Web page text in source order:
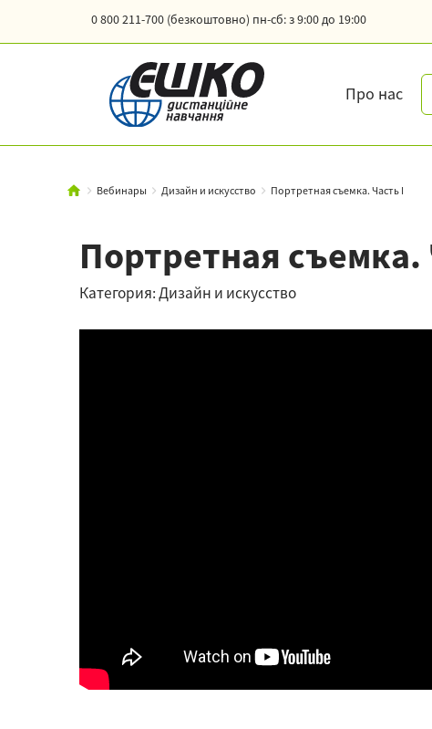
0 800 211-700 (безкоштовно) пн-сб: з 9:00 до 19:00
Про нас
Вебинары Дизайн и искусство Портретная съемка. Часть I
Портретная съемка.
Категория: Дизайн и искусство